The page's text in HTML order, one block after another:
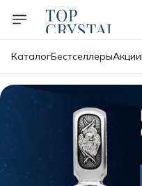
КаталогБестселлерыАкции